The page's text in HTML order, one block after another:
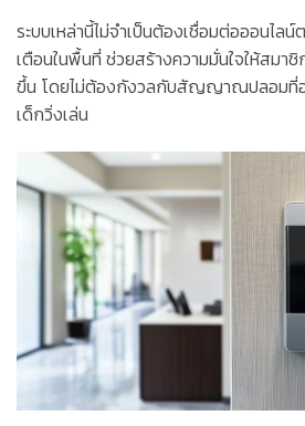
ระบบเหล่านี้ไม่จำเป็นต้องเชื่อมต่อออนไล
เตือนในพื้นที่ ช่วยสร้างความมั่นใจให้สมา
ขึ้น โดยไม่ต้องกังวลกับสัญญาณปลอมที่อ
เด็กวิ่งเล่น